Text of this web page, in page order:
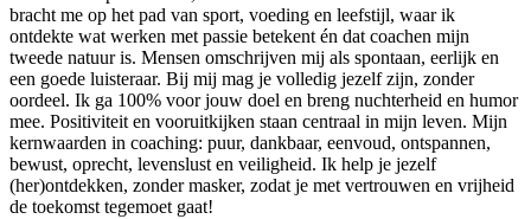
bracht me op het pad van sport, voeding en leefstijl, waar ik
ontdekte wat werken met passie betekent én dat coachen mijn
tweede natuur is. Mensen omschrijven mij als spontaan, eerlijk en
een goede luisteraar. Bij mij mag je volledig jezelf zijn, zonder
oordeel. Ik ga 100% voor jouw doel en breng nuchterheid en humor
mee. Positiviteit en vooruitkijken staan centraal in mijn leven. Mijn
kernwaarden in coaching: puur, dankbaar, eenvoud, ontspannen,
bewust, oprecht, levenslust en veiligheid. Ik help je jezelf
(her)ontdekken, zonder masker, zodat je met vertrouwen en vrijheid
de toekomst tegemoet gaat!